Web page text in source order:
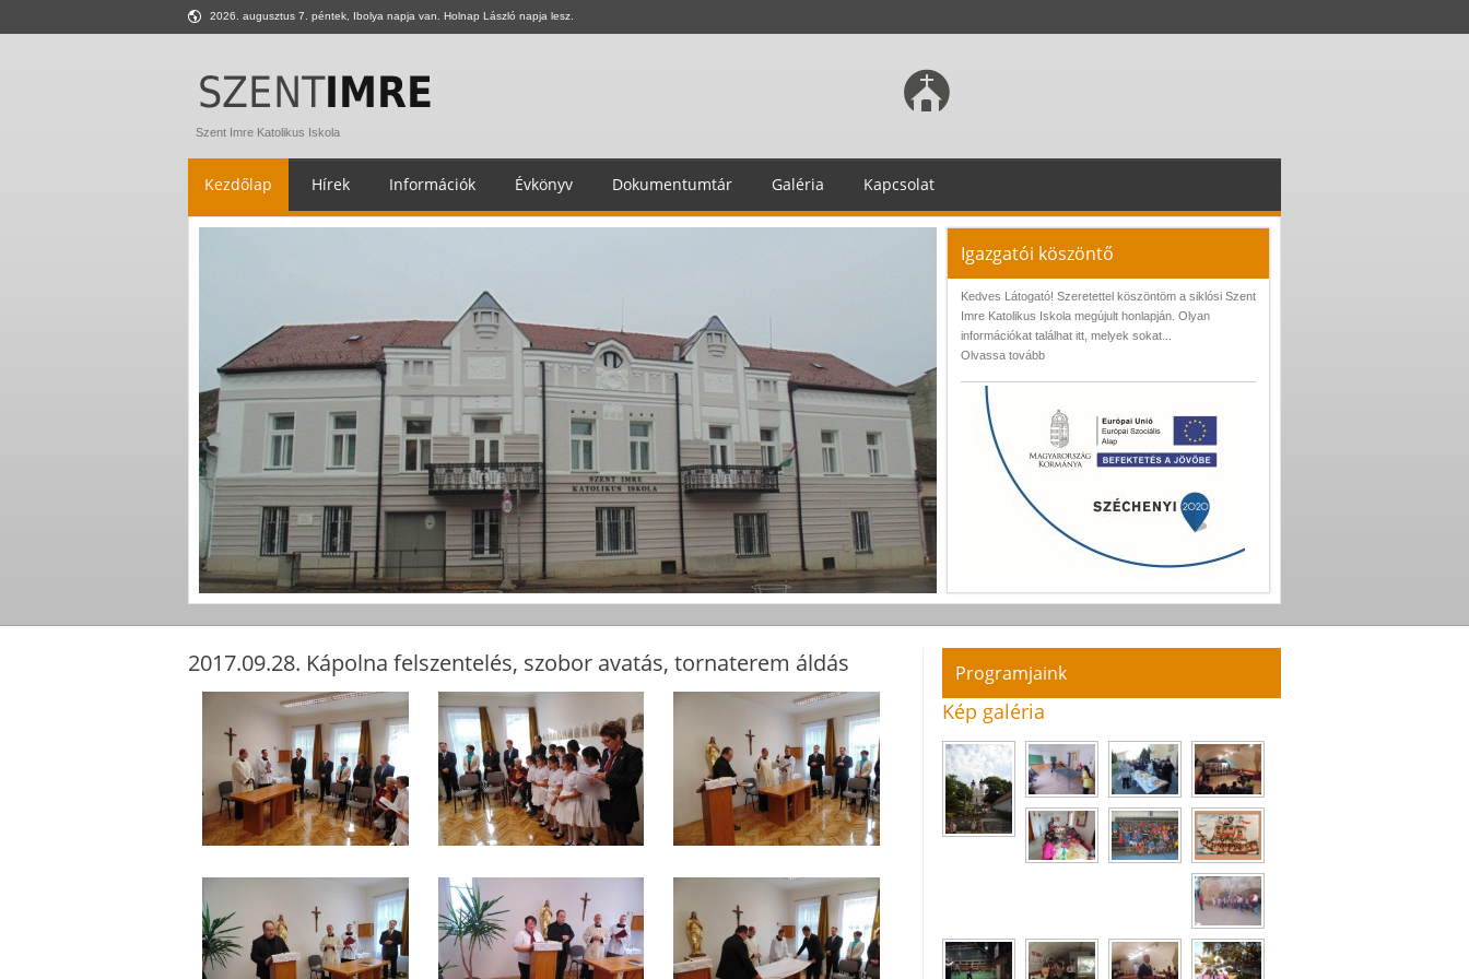
2026. augusztus 7. péntek, Ibolya napja van. Holnap László napja lesz.
Szent Imre Katolikus Iskola
Kezdőlap Hírek Információk Évkönyv Dokumentumtár Galéria Kapcsolat
Igazgatói köszöntő
Kedves Látogató! Szeretettel köszöntöm a siklósi Szent
Imre Katolikus Iskola megújult honlapján. Olyan
információkat találhat itt, melyek sokat...
Olvassa tovább
2017.09.28. Kápolna felszentelés, szobor avatás, tornaterem áldás Programjaink
Kép galéria